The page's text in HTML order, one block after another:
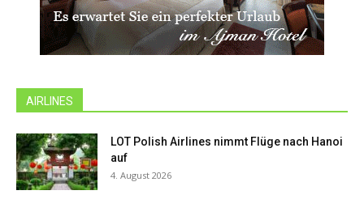
AIRLINES
LOT Polish Airlines nimmt Flüge nach Hanoi
auf
4. August 2026